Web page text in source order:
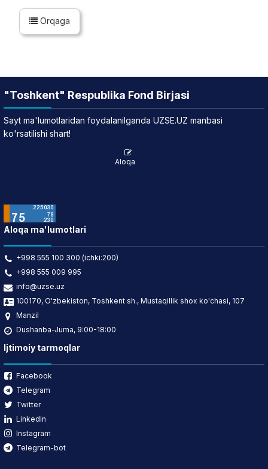
Orqaga
"Toshkent" Respublika Fond Birjasi
Sayt ma'lumotlaridan foydalanilganda UZSE.UZ manbasi
ko'rsatilishi shart!
Aloqa
Aloqa ma'lumotlari
+998 555 100 300 (ichki:200)
+998 555 009 995
info@uzse.uz
100170, O'zbekiston, Toshkent sh., Mustaqillik shox ko'chasi, 107
Manzil
Dushanba-Juma, 9:00-18:00
Ijtimoiy tarmoqlar
Facebook
Telegram
Twitter
Linkedin
Instagram
Telegram-bot